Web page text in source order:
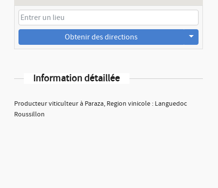
Obtenir des directions
Information détaillée
Producteur viticulteur à Paraza, Region vinicole : Languedoc
Roussillon